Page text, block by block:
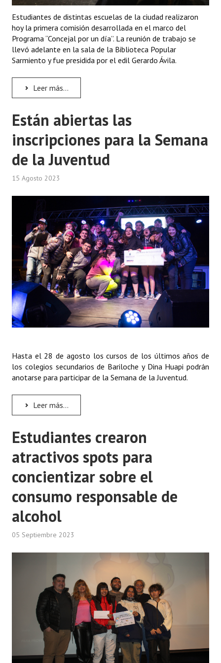
INSTITUCIONAL
Antiguos Pobladores
Noticias Destacadas
Datos Históricos
Mujeres que Dejaron Huellas - Registro
Banca del Vecino - Registro
Huéspedes de Honor - Registro
Antiguos Pobladores - Registro
Reconocimientos - Registro
Bariloche, Municipio intercultural
Entrega de distinciones
Estudiantes de distintas escuelas de la ciudad realizaron
hoy la primera comisión desarrollada en el marco del
Programa “Concejal por un día”. La reunión de trabajo se
llevó adelante en la sala de la Biblioteca Popular
Sarmiento y fue presidida por el edil Gerardo Ávila.
Leer más...
Están abiertas las
inscripciones para la Semana
de la Juventud
15 Agosto 2023
Hasta el 28 de agosto los cursos de los últimos años de
los colegios secundarios de Bariloche y Dina Huapi podrán
anotarse para participar de la Semana de la Juventud.
Leer más...
Estudiantes crearon
atractivos spots para
concientizar sobre el
consumo responsable de
alcohol
05 Septiembre 2023